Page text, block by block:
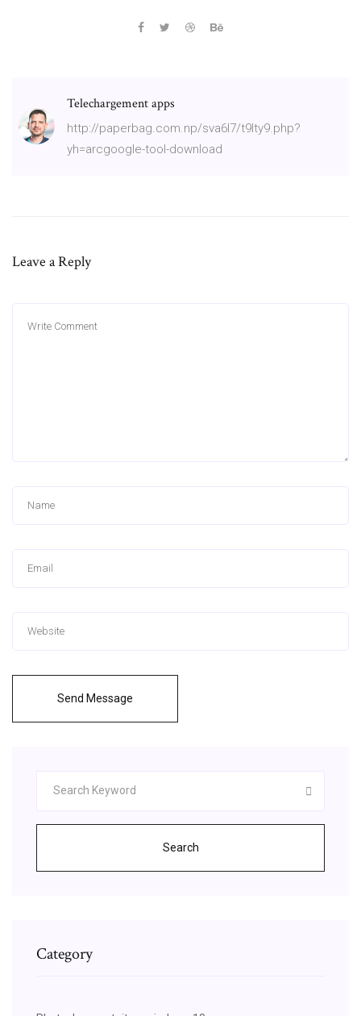
Telechargement apps
http://paperbag.com.np/sva6l7/t9lty9.php?
yh=arcgoogle-tool-download
Leave a Reply
Send Message
Search
Category